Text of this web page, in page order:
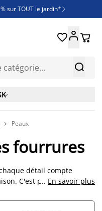
sur TOUT le jardin* 
literie
la collection

 

 Peaux
fourrures
détail compte
C'est pourquoi nous
Utilisées principalement
... En savoir plus